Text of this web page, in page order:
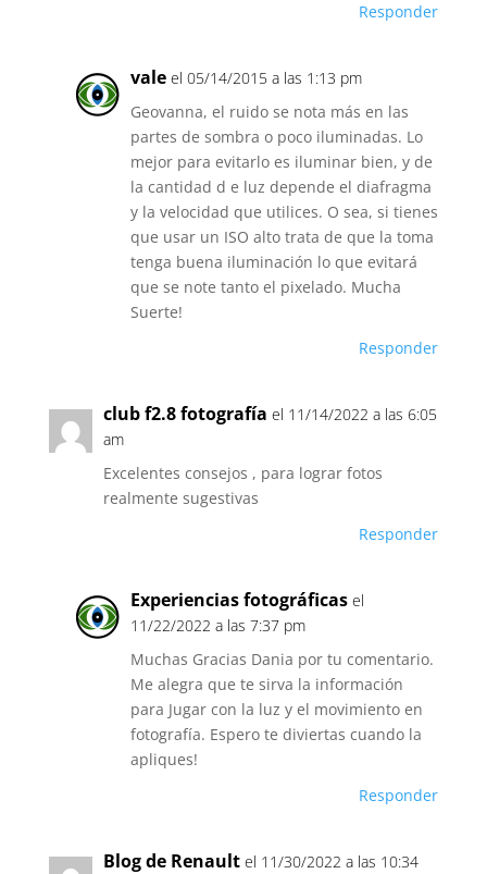
Responder
vale el 05/14/2015 a las 1:13 pm
Geovanna, el ruido se nota más en las
partes de sombra o poco iluminadas. Lo
mejor para evitarlo es iluminar bien, y de
la cantidad d e luz depende el diafragma
y la velocidad que utilices. O sea, si tienes
que usar un ISO alto trata de que la toma
tenga buena iluminación lo que evitará
que se note tanto el pixelado. Mucha
Suerte!
Responder
club f2.8 fotografía el 11/14/2022 a las 6:05
am
Excelentes consejos , para lograr fotos
realmente sugestivas
Responder
Experiencias fotográficas el
11/22/2022 a las 7:37 pm
Muchas Gracias Dania por tu comentario.
Me alegra que te sirva la información
para Jugar con la luz y el movimiento en
fotografía. Espero te diviertas cuando la
apliques!
Responder
Blog de Renault el 11/30/2022 a las 10:34